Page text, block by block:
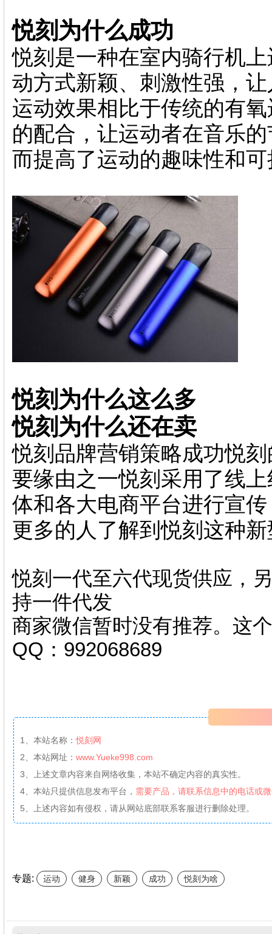
悦刻为什么成功
悦刻是一种在室内骑行机
动方式新颖、刺激性强，
运动效果相比于传统的有
的配合，让运动者在音乐
而提高了运动的趣味性和
悦刻为什么这么多
悦刻为什么还在卖
悦刻品牌营销策略成功悦
要缘由之一悦刻采用了线
体和各大电商平台进行宣
更多的人了解到悦刻这种
悦刻一代至六代现货供应，
持一件代发
商家微信暂时没有推荐。这
QQ：992068689
1、本站名称：悦刻网
2、本站网址： www.Yueke998.com
3、上述文章内容来自网络收集，本站不确定内容的真实性。
4、本站只提供信息发布平台， 需要产品，请联系信息中的电话或
5、上述内容如有侵权，请从网站底部联系客服进行删除处理。
专题: 运动 健身 新颖 成功 悦刻为啥